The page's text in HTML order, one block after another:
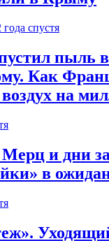
года спустя
пыль в
Как
на
и дни
в